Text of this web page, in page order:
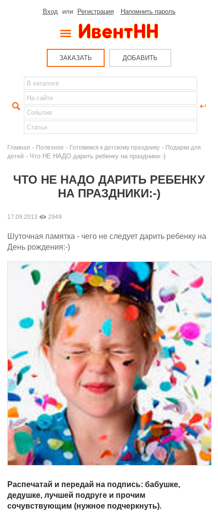
Вход или Регистрация Напомнить пароль
ЗАКАЗАТЬ ДОБАВИТЬ
Главная - Полезное - Готовимся к детскому празднику - Подарки для
детей - Что НЕ НАДО дарить ребенку на праздники:-)
ЧТО НЕ НАДО ДАРИТЬ РЕБЕНКУ
НА ПРАЗДНИКИ:-)
17.09.2013 2949
Шуточная памятка - чего не следует дарить ребенку на
День рождения:-)
Распечатай и передай на подпись: бабушке,
дедушке, лучшей подруге и прочим
сочувствующим (нужное подчеркнуть).